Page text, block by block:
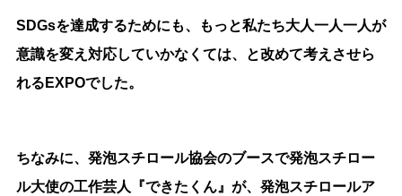
SDGsを達成するためにも、もっと私たち大人一人一人が
意識を変え対応していかなくては、と改めて考えさせら
れるEXPOでした。
ちなみに、発泡スチロール協会のブースで発泡スチロー
ル大使の工作芸人『できたくん』が、発泡スチロールア